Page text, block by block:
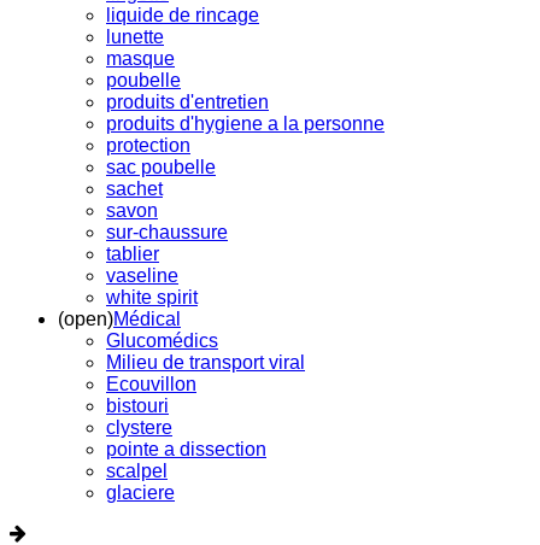
liquide de rincage
lunette
masque
poubelle
produits d'entretien
produits d'hygiene a la personne
protection
sac poubelle
sachet
savon
sur-chaussure
tablier
vaseline
white spirit
(open)Médical
Glucomédics
Milieu de transport viral
Ecouvillon
bistouri
clystere
pointe a dissection
scalpel
glaciere